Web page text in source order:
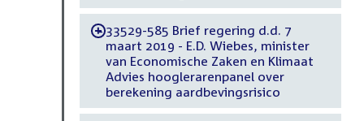
-33529-585 Brief regering d.d. 7
maart 2019 - E.D. Wiebes, minister
van Economische Zaken en Klimaat
Advies hooglerarenpanel over
berekening aardbevingsrisico